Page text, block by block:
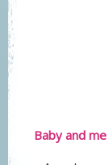
Baby and me